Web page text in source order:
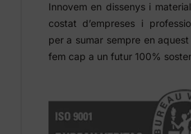
Innovem en dissenys i
costat d’empreses i
per a sumar sempre en
fem cap a un futur 100%